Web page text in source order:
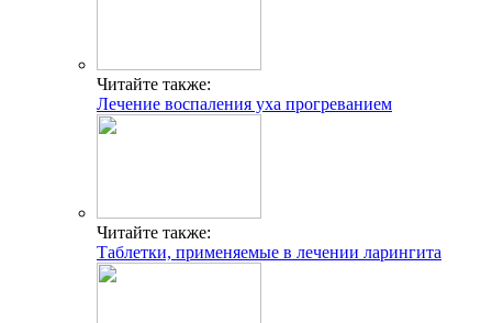
Читайте также:
Лечение воспаления уха прогреванием
Читайте также:
Таблетки, применяемые в лечении ларингита